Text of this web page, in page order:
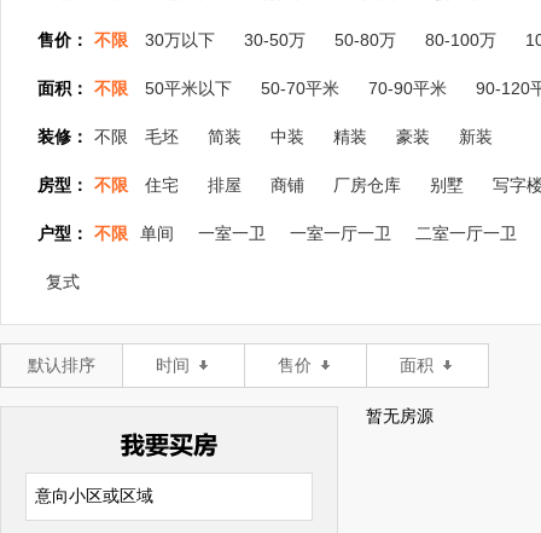
售价： 不限 30万以下 30-50万 50-80万 80-100万
面积： 不限 50平米以下 50-70平米 70-90平米 90-120
装修： 不限 毛坯 简装 中装 精装 豪装 新装
房型： 不限 住宅 排屋 商铺 厂房仓库 别墅 写字
户型： 不限 单间 一室一卫 一室一厅一卫 二室一厅一卫
复式
默认排序 时间 售价 面积
暂无房源